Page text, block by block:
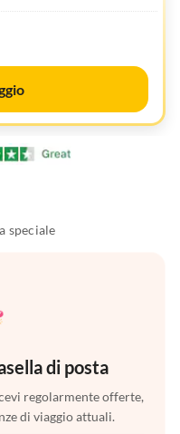
speciale
di posta
regolarmente offerte,
di viaggio attuali.